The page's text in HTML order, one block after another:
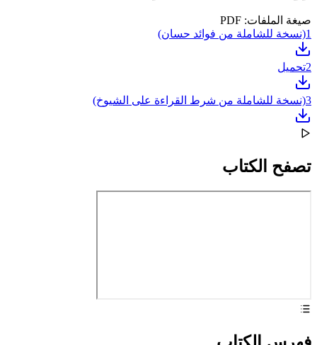
صيغة الملفات: PDF
1(نسخة للشاملة من فوائد حسان)
2تحميل
3(نسخة للشاملة من شرط القراءة على الشيوخ)
تصفح الكتاب